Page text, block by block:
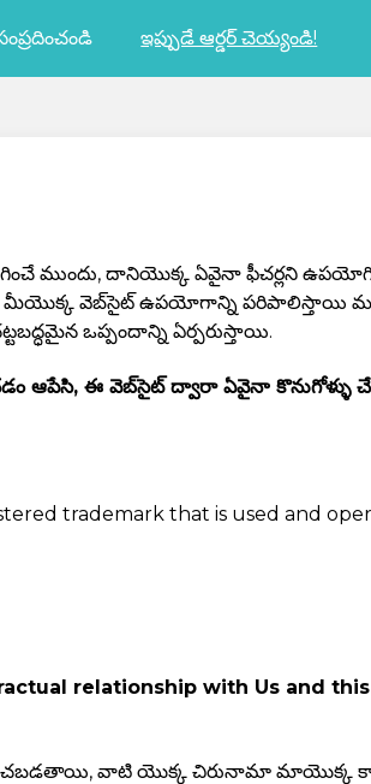
ఇప్పుడే ఆర్డర్ చెయ్యండి!
ముందు, దానియొక్క ఏవైనా ఫీచర్లని
మీయొక్క వెబ్‌సైట్‌ ఉపయోగాన్ని
ఒప్పందాన్ని ఏర్పరుస్తాయి.
ఆపేసి, ఈ వెబ్‌సైట్‌ ద్వారా ఏవైనా కొనుగోళ్ళు
trademark that is used and
relationship with Us and
వాటి యొక్క చిరునామా